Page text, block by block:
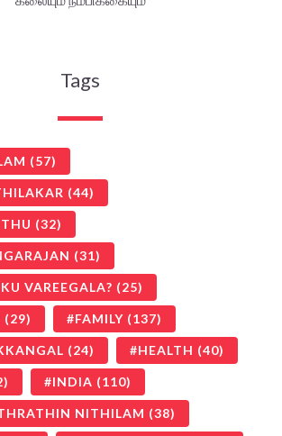
Tags
(57)
(44)
(32)
(31)
VAREEGALA? (25)
(29) FAMILY (137)
(24) HEALTH (40)
INDIA (110)
NITHILAM (38)